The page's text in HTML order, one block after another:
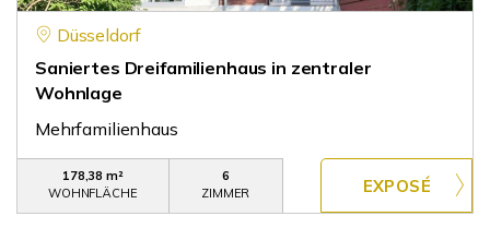
Düsseldorf
Saniertes Dreifamilienhaus in zentraler
Wohnlage
Mehrfamilienhaus
178,38 m²
WOHNFLÄCHE
6
ZIMMER